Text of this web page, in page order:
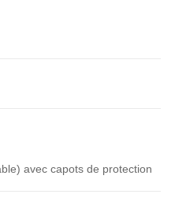
avec capots de protection